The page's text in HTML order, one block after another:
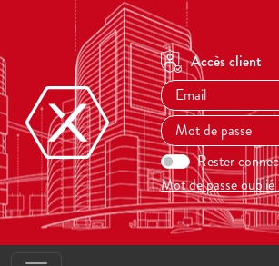
Accès client
Rester
Mot de passe oublié